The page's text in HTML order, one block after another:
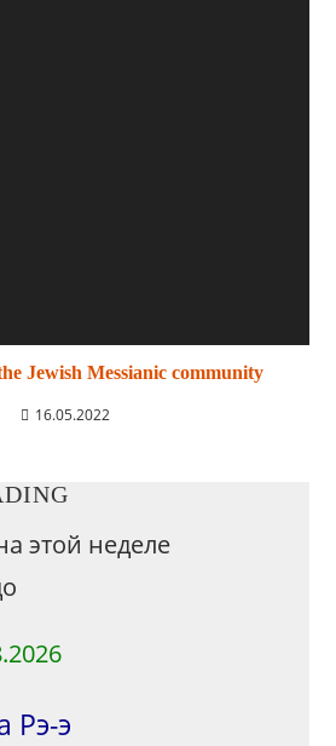
Jewish Messianic community
16.05.2022
этой неделе
Рэ-э